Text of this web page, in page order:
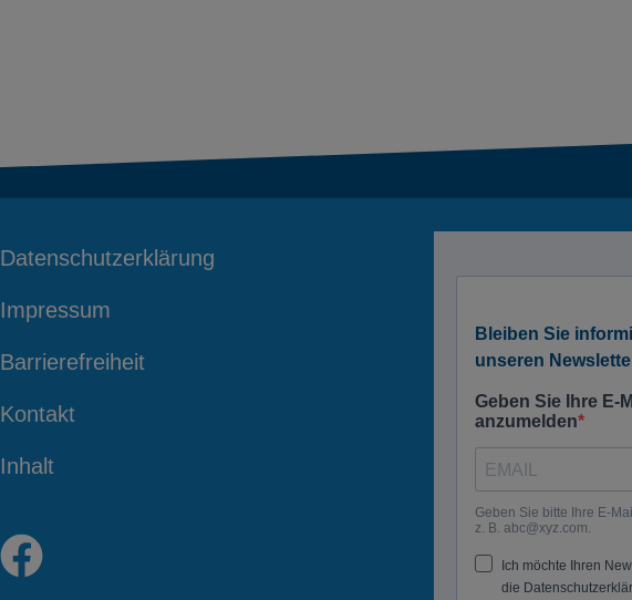
Datenschutzerklärung
Impressum
Barrierefreiheit
Kontakt
Inhalt